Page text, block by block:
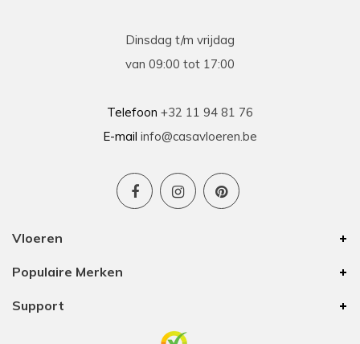
Dinsdag t/m vrijdag
van 09:00 tot 17:00
Telefoon +32 11 94 81 76
E-mail info@casavloeren.be
Vloeren
Populaire Merken
Support